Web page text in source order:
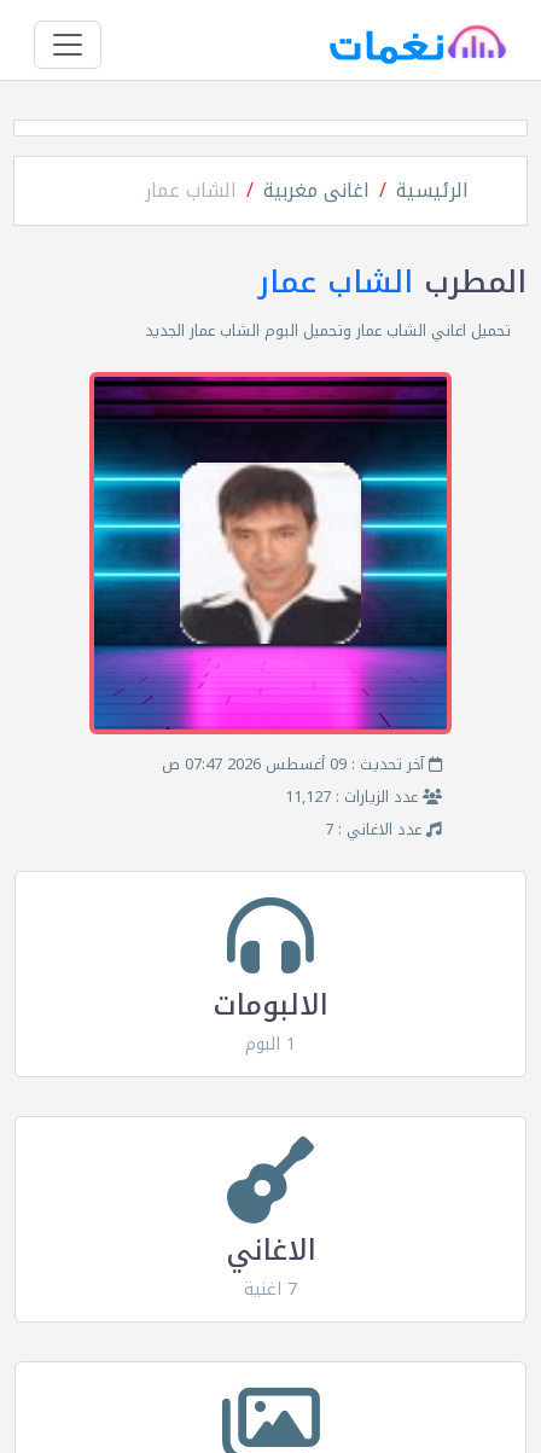
الرئيسية اغانى مغربية الشاب عمار
المطرب الشاب عمار
تحميل اغاني الشاب عمار وتحميل البوم الشاب عمار الجديد
آخر تحديث : 09 أغسطس 2026 07:47 ص
عدد الزيارات : 11,127
عدد الاغاني : 7
الالبومات
1 البوم
الاغاني
7 اغنية